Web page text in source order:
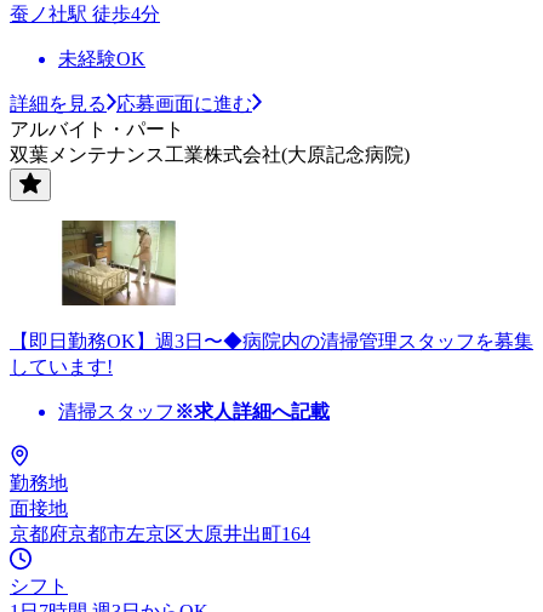
蚕ノ社駅 徒歩4分
未経験OK
詳細を見る
応募画面に進む
アルバイト・パート
双葉メンテナンス工業株式会社(大原記念病院)
【即日勤務OK】週3日〜◆病院内の清掃管理スタッフを募集
しています!
清掃スタッフ ※求人詳細へ記載
勤務地
面接地
京都府京都市左京区大原井出町164
シフト